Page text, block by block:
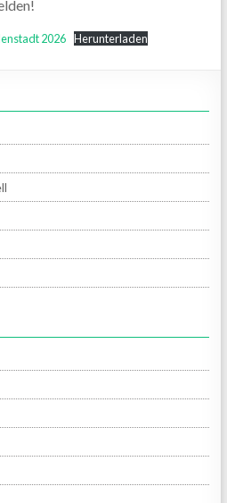
2026 Herunterladen